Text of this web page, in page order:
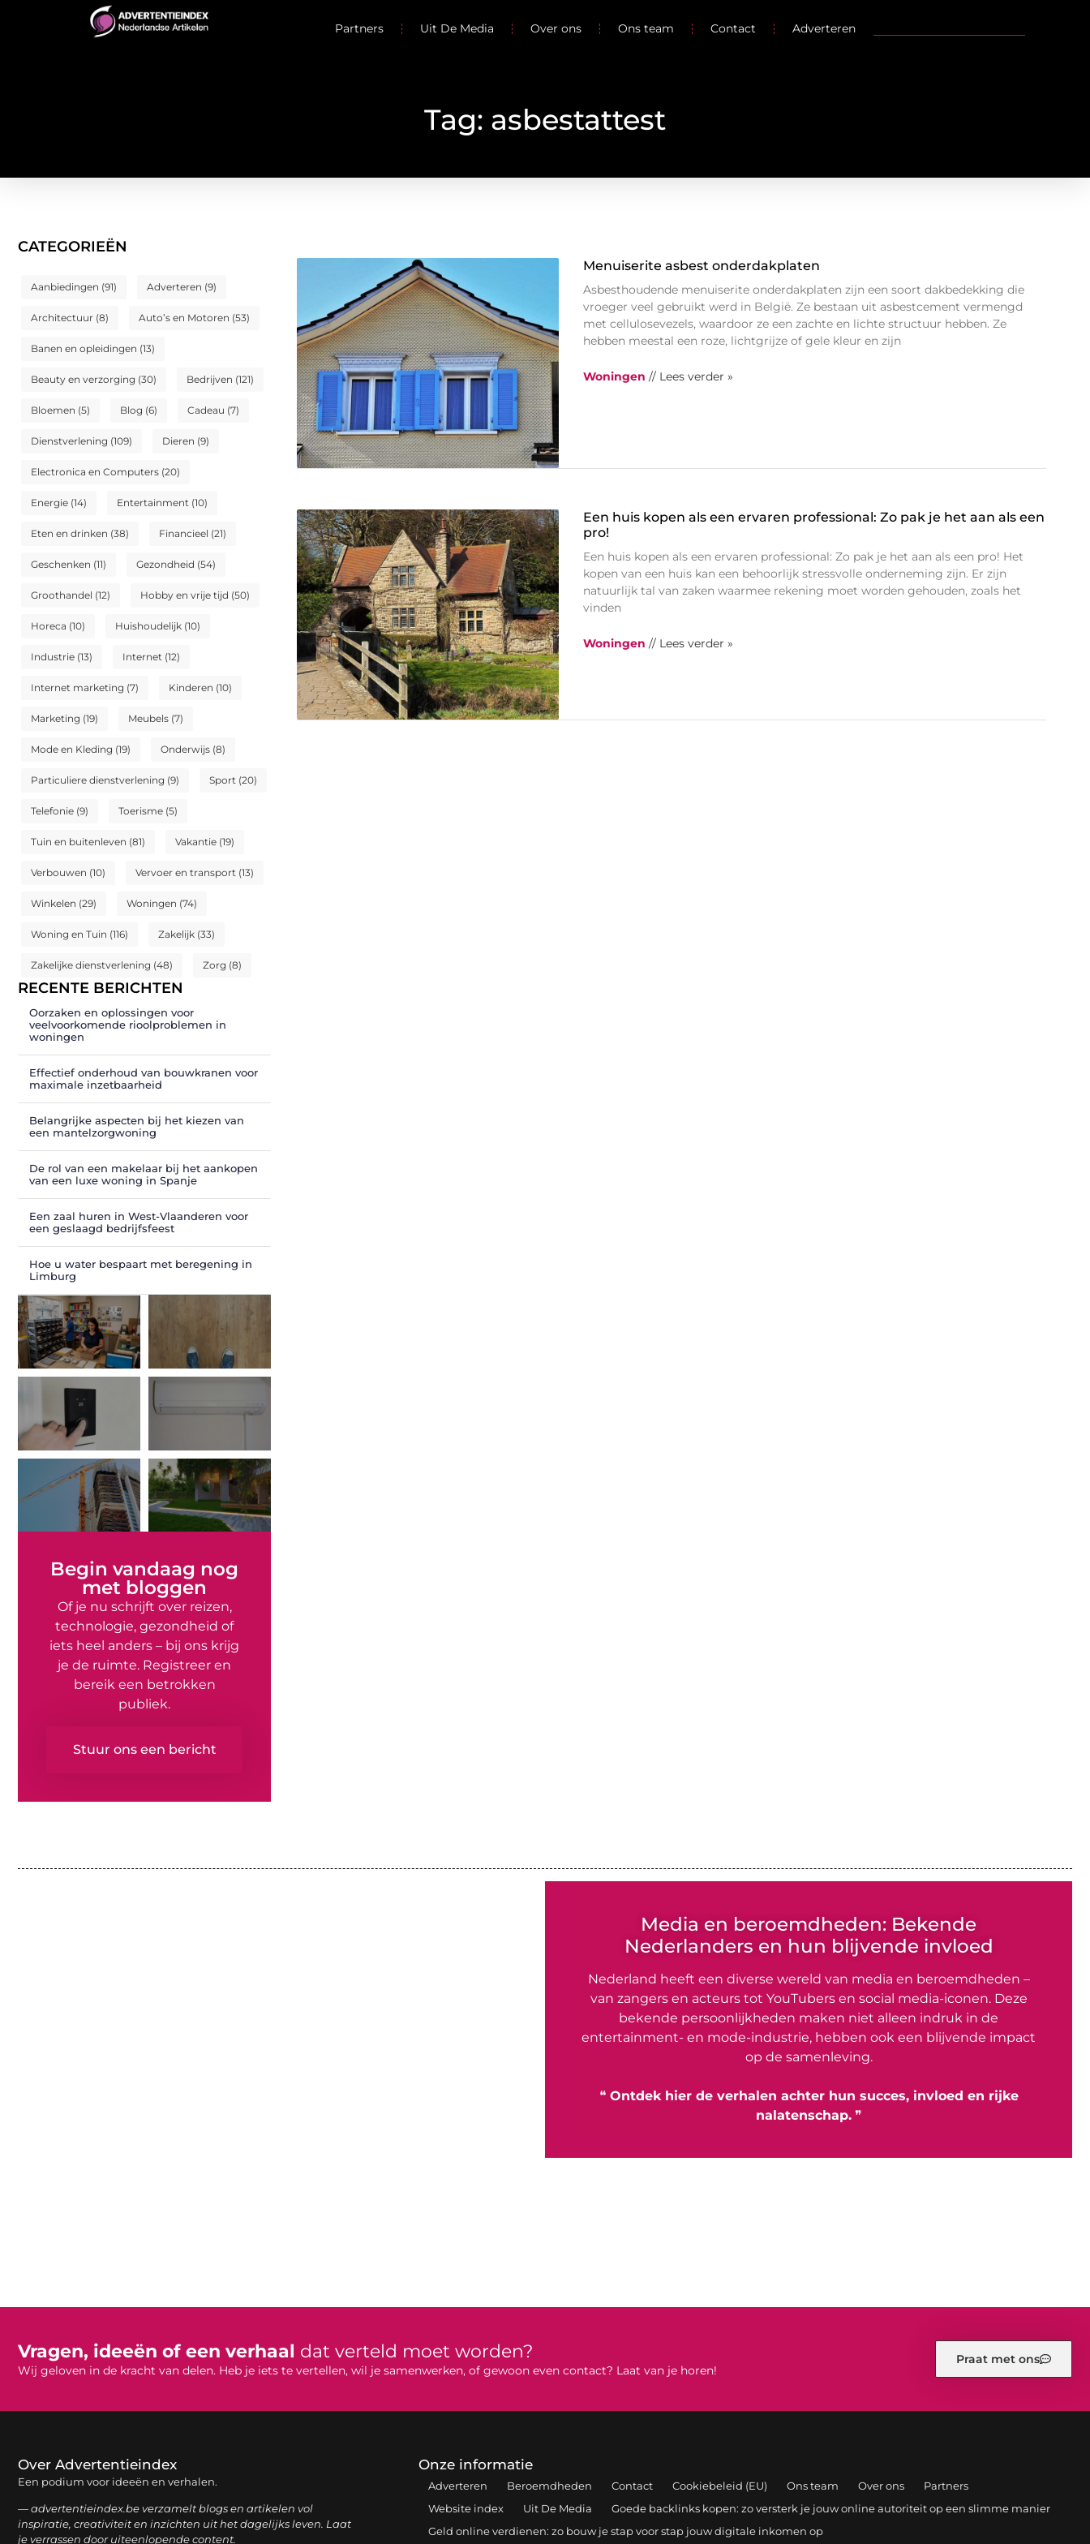
Partners Uit De Media Over ons Ons team Contact Adverteren
Tag: asbestattest
CATEGORIEËN
Aanbiedingen (91) Adverteren (9)
Architectuur (8) Auto’s en Motoren (53)
Banen en opleidingen (13)
Beauty en verzorging (30) Bedrijven (121)
Bloemen (5) Blog (6) Cadeau (7)
Dienstverlening (109) Dieren (9)
Electronica en Computers (20)
Energie (14) Entertainment (10)
Eten en drinken (38) Financieel (21)
Geschenken (11) Gezondheid (54)
Groothandel (12) Hobby en vrije tijd (50)
Horeca (10) Huishoudelijk (10)
Industrie (13) Internet (12)
Internet marketing (7) Kinderen (10)
Marketing (19) Meubels (7)
Mode en Kleding (19) Onderwijs (8)
Particuliere dienstverlening (9) Sport (20)
Telefonie (9) Toerisme (5)
Tuin en buitenleven (81) Vakantie (19)
Verbouwen (10) Vervoer en transport (13)
Winkelen (29) Woningen (74)
Woning en Tuin (116) Zakelijk (33)
Zakelijke dienstverlening (48) Zorg (8)
RECENTE BERICHTEN
Oorzaken en oplossingen voor
veelvoorkomende rioolproblemen in
woningen
Effectief onderhoud van bouwkranen voor
maximale inzetbaarheid
Belangrijke aspecten bij het kiezen van
een mantelzorgwoning
De rol van een makelaar bij het aankopen
van een luxe woning in Spanje
Een zaal huren in West-Vlaanderen voor
een geslaagd bedrijfsfeest
Hoe u water bespaart met beregening in
Limburg
Begin vandaag nog
met bloggen
Of je nu schrijft over reizen,
technologie, gezondheid of
iets heel anders – bij ons krijg
je de ruimte. Registreer en
bereik een betrokken
publiek.
Stuur ons een bericht
Menuiserite asbest onderdakplaten
Asbesthoudende menuiserite onderdakplaten zijn een soort dakbedekking die
vroeger veel gebruikt werd in België. Ze bestaan uit asbestcement vermengd
met cellulosevezels, waardoor ze een zachte en lichte structuur hebben. Ze
hebben meestal een roze, lichtgrijze of gele kleur en zijn
Woningen // Lees verder »
Een huis kopen als een ervaren professional: Zo pak je het aan als een
pro!
Een huis kopen als een ervaren professional: Zo pak je het aan als een pro! Het
kopen van een huis kan een behoorlijk stressvolle onderneming zijn. Er zijn
natuurlijk tal van zaken waarmee rekening moet worden gehouden, zoals het
vinden
Woningen // Lees verder »
Media en beroemdheden: Bekende
Nederlanders en hun blijvende invloed
Nederland heeft een diverse wereld van media en beroemdheden –
van zangers en acteurs tot YouTubers en social media-iconen. Deze
bekende persoonlijkheden maken niet alleen indruk in de
entertainment- en mode-industrie, hebben ook een blijvende impact
op de samenleving.
❝ Ontdek hier de verhalen achter hun succes, invloed en rijke
nalatenschap.❞
Vragen, ideeën of een verhaal dat verteld moet worden?
Wij geloven in de kracht van delen. Heb je iets te vertellen, wil je samenwerken, of gewoon even contact? Laat van je horen!
Praat met ons
Over Advertentieindex
Een podium voor ideeën en verhalen.
— advertentieindex.be verzamelt blogs en artikelen vol
inspiratie, creativiteit en inzichten uit het dagelijks leven. Laat
je verrassen door uiteenlopende content.
Onze informatie
Adverteren Beroemdheden Contact Cookiebeleid (EU) Ons team Over ons
Partners
Website index
Uit De Media
Goede backlinks kopen: zo versterk je jouw online autoriteit op een slimme manier
Geld online verdienen: zo bouw je stap voor stap jouw digitale inkomen op